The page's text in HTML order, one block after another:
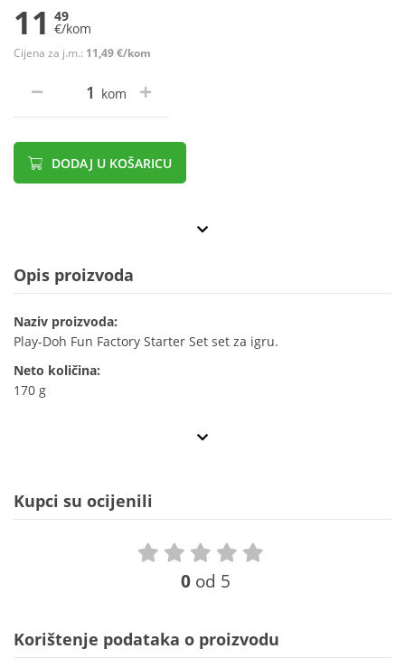
11 49
€/kom
Cijena za j.m.: 11,49 €/kom
kom
DODAJ U KOŠARICU
Opis proizvoda
Naziv proizvoda:
Play-Doh Fun Factory Starter Set set za igru.
Neto količina:
170 g
Kupci su ocijenili
0 od 5
Korištenje podataka o proizvodu